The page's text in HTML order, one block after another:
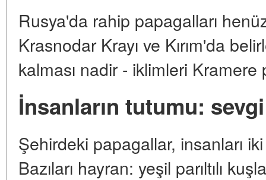
Rusya'da rahip papagalları
Krasnodar Krayı ve Kırım'da
kalması nadir - iklimleri
İnsanların tutumu:
Şehirdeki papagallar, insanları
Bazıları hayran: yeşil parıltılı